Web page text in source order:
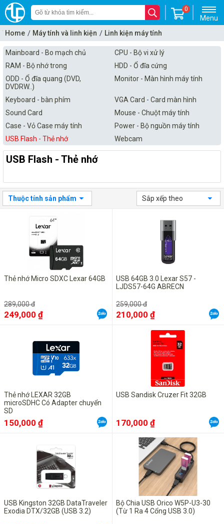
Menu
0
Home Máy tính và linh kiện
Linh kiện máy tính
USB Flash - Thẻ nhớ
Mainboard - Bo mạch chủ
CPU - Bộ vi xử lý
RAM - Bộ nhớ trong
HDD - Ổ đĩa cứng
ODD - Ổ đĩa quang (DVD,
DVDRW..)
Monitor - Màn hình máy tính
Keyboard - bàn phím
VGA Card - Card màn hình
Sound Card
Mouse - Chuột máy tính
Case - Vỏ Case máy tính
Power - Bộ nguồn máy tính
USB Flash - Thẻ nhớ
Webcam
USB Flash - Thẻ nhớ
Sắp xếp theo
Thuộc tính sản phẩm
Thẻ nhớ Micro SDXC Lexar 64GB
289,000 đ
249,000 ₫
USB 64GB 3.0 Lexar S57 -
LJDS57-64G ABRECN
259,000 đ
210,000 ₫
Thẻ nhớ LEXAR 32GB
microSDHC Có Adapter chuyển
SD
150,000 ₫
USB Sandisk Cruzer Fit 32GB
170,000 ₫
USB Kingston 32GB DataTraveler
Exodia DTX/32GB (USB 3.2)
Bộ Chia USB Orico W5P-U3-30
(Từ 1 Ra 4 Cổng USB 3.0)